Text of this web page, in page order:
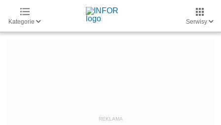
Kategorie Serwisy